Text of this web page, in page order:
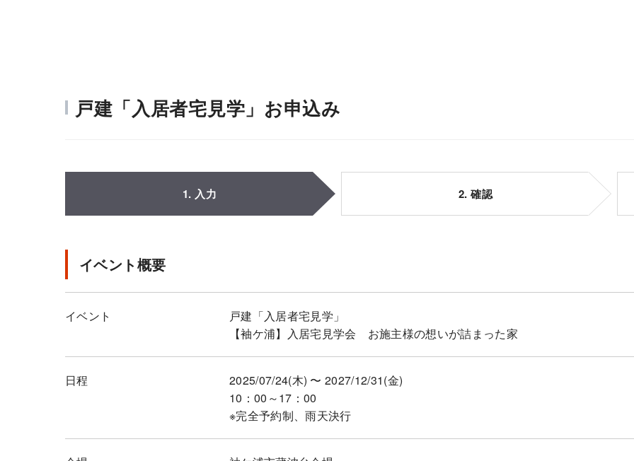
戸建「入居者宅見学」お申込み
1. 入力 2. 確認
イベント概要
イベント
戸建「入居者宅見学」
【袖ケ浦】入居宅見学会 お施主様の想いが詰まった家
日程
2025/07/24(木) 〜 2027/12/31(金)
10：00～17：00
※完全予約制、雨天決行